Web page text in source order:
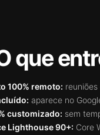
que
100% remoto:
aparece no
customizado: sem
Lighthouse 90+: Core